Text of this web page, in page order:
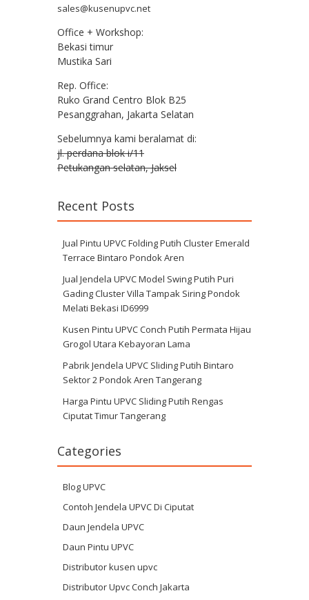
sales@kusenupvc.net
Office + Workshop:
Bekasi timur
Mustika Sari
Rep. Office:
Ruko Grand Centro Blok B25
Pesanggrahan, Jakarta Selatan
Sebelumnya kami beralamat di:
jl. perdana blok i/11
Petukangan selatan, Jaksel
Recent Posts
Jual Pintu UPVC Folding Putih Cluster Emerald
Terrace Bintaro Pondok Aren
Jual Jendela UPVC Model Swing Putih Puri
Gading Cluster Villa Tampak Siring Pondok
Melati Bekasi ID6999
Kusen Pintu UPVC Conch Putih Permata Hijau
Grogol Utara Kebayoran Lama
Pabrik Jendela UPVC Sliding Putih Bintaro
Sektor 2 Pondok Aren Tangerang
Harga Pintu UPVC Sliding Putih Rengas
Ciputat Timur Tangerang
Categories
Blog UPVC
Contoh Jendela UPVC Di Ciputat
Daun Jendela UPVC
Daun Pintu UPVC
Distributor kusen upvc
Distributor Upvc Conch Jakarta